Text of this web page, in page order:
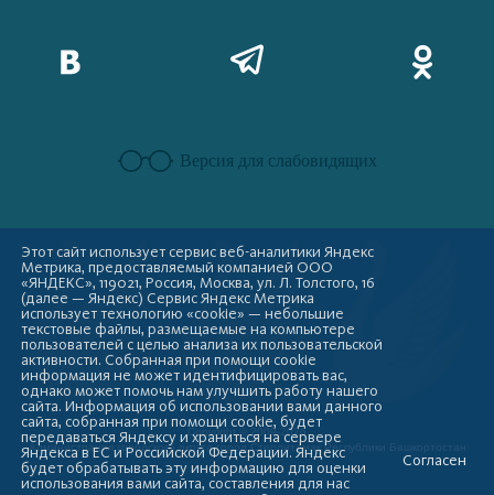
Версия для слабовидящих
Copyright © 2009-2026
Администрация городского округа город Стерлитамак Республики Башкортостан
Этот сайт использует сервис веб-аналитики Яндекс
Метрика, предоставляемый компанией ООО
«ЯНДЕКС», 119021, Россия, Москва, ул. Л. Толстого, 16
(далее — Яндекс) Сервис Яндекс Метрика
использует технологию «cookie» — небольшие
текстовые файлы, размещаемые на компьютере
пользователей с целью анализа их пользовательской
активности. Собранная при помощи cookie
информация не может идентифицировать вас,
однако может помочь нам улучшить работу нашего
сайта. Информация об использовании вами данного
сайта, собранная при помощи cookie, будет
передаваться Яндексу и храниться на сервере
Яндекса в ЕС и Российской Федерации. Яндекс
будет обрабатывать эту информацию для оценки
использования вами сайта, составления для нас
Согласен